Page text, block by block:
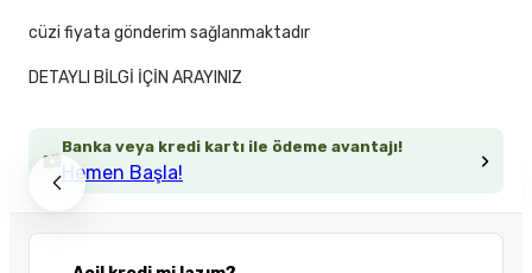
Banka veya kredi kartı ile ödeme avantajı!
Hemen Başla!
cüzi fiyata gönderim sağlanmaktadır
DETAYLI BİLGİ İÇİN ARAYINIZ